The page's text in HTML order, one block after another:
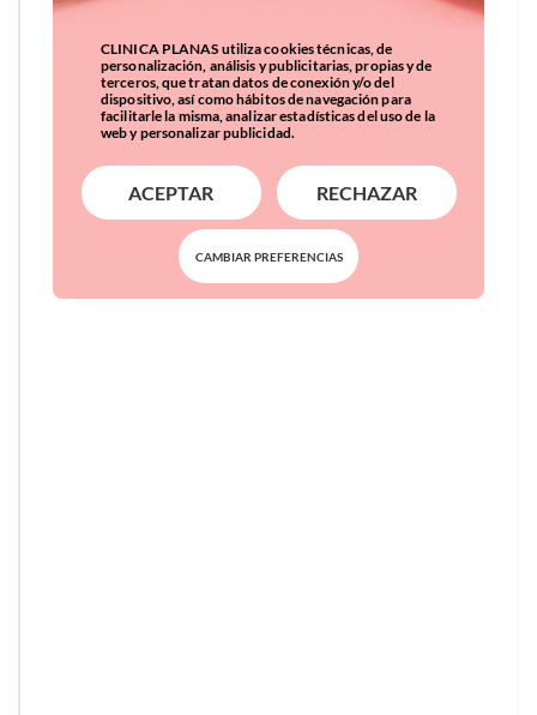
CLINICA PLANAS utiliza cookies técnicas, de
personalización, análisis y publicitarias, propias y de
terceros, que tratan datos de conexión y/o del
dispositivo, así como hábitos de navegación para
facilitarle la misma, analizar estadísticas del uso de la
web y personalizar publicidad.
ACEPTAR RECHAZAR
CAMBIAR PREFERENCIAS